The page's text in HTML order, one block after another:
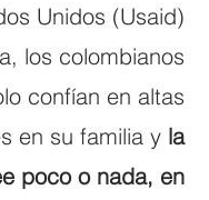
Unidos (Usaid)
los colombianos
confían en altas
en su familia y la
poco o nada, en